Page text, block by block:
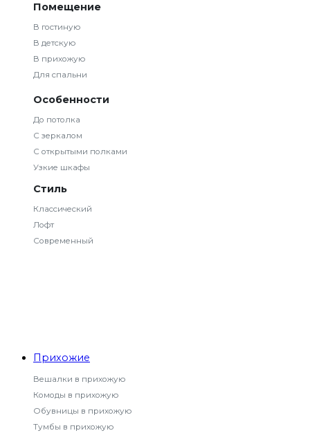
Помещение
В гостиную
В детскую
В прихожую
Для спальни
Особенности
До потолка
С зеркалом
С открытыми полками
Узкие шкафы
Стиль
Классический
Лофт
Современный
Прихожие
Вешалки в прихожую
Комоды в прихожую
Обувницы в прихожую
Тумбы в прихожую